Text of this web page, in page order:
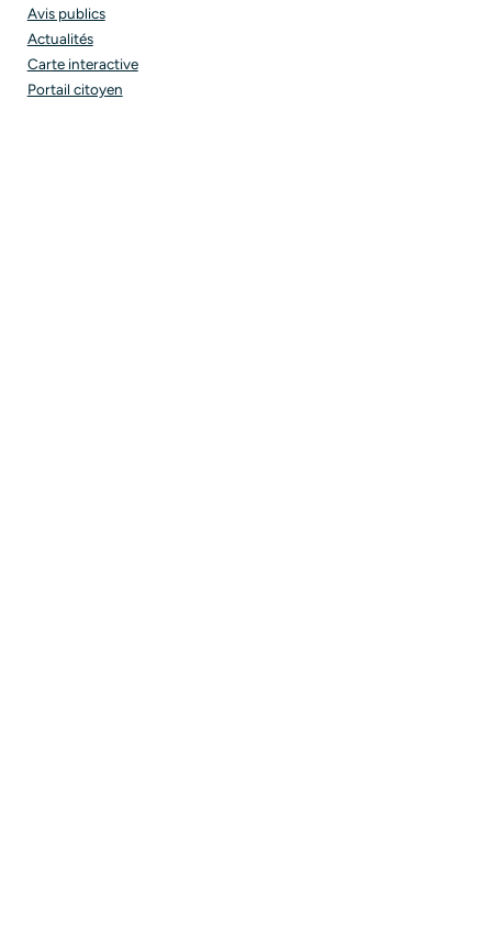
Avis publics
Actualités
Carte interactive
Portail citoyen